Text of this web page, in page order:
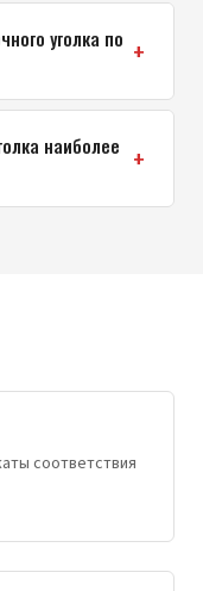
уголка по
наиболее
соответствия